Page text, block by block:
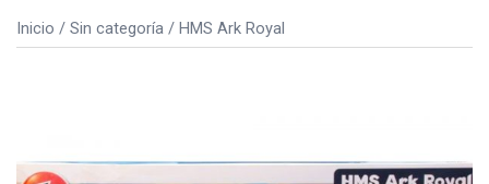
Inicio / Sin categoría / HMS Ark Royal